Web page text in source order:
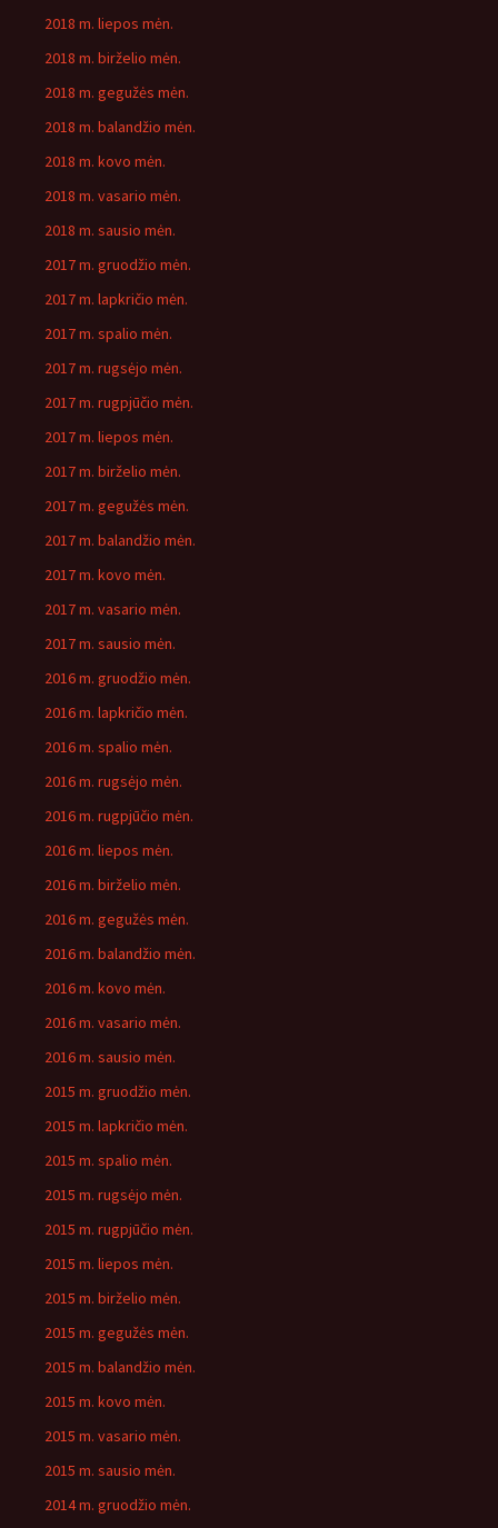
2018 m. liepos mėn.
2018 m. birželio mėn.
2018 m. gegužės mėn.
2018 m. balandžio mėn.
2018 m. kovo mėn.
2018 m. vasario mėn.
2018 m. sausio mėn.
2017 m. gruodžio mėn.
2017 m. lapkričio mėn.
2017 m. spalio mėn.
2017 m. rugsėjo mėn.
2017 m. rugpjūčio mėn.
2017 m. liepos mėn.
2017 m. birželio mėn.
2017 m. gegužės mėn.
2017 m. balandžio mėn.
2017 m. kovo mėn.
2017 m. vasario mėn.
2017 m. sausio mėn.
2016 m. gruodžio mėn.
2016 m. lapkričio mėn.
2016 m. spalio mėn.
2016 m. rugsėjo mėn.
2016 m. rugpjūčio mėn.
2016 m. liepos mėn.
2016 m. birželio mėn.
2016 m. gegužės mėn.
2016 m. balandžio mėn.
2016 m. kovo mėn.
2016 m. vasario mėn.
2016 m. sausio mėn.
2015 m. gruodžio mėn.
2015 m. lapkričio mėn.
2015 m. spalio mėn.
2015 m. rugsėjo mėn.
2015 m. rugpjūčio mėn.
2015 m. liepos mėn.
2015 m. birželio mėn.
2015 m. gegužės mėn.
2015 m. balandžio mėn.
2015 m. kovo mėn.
2015 m. vasario mėn.
2015 m. sausio mėn.
2014 m. gruodžio mėn.